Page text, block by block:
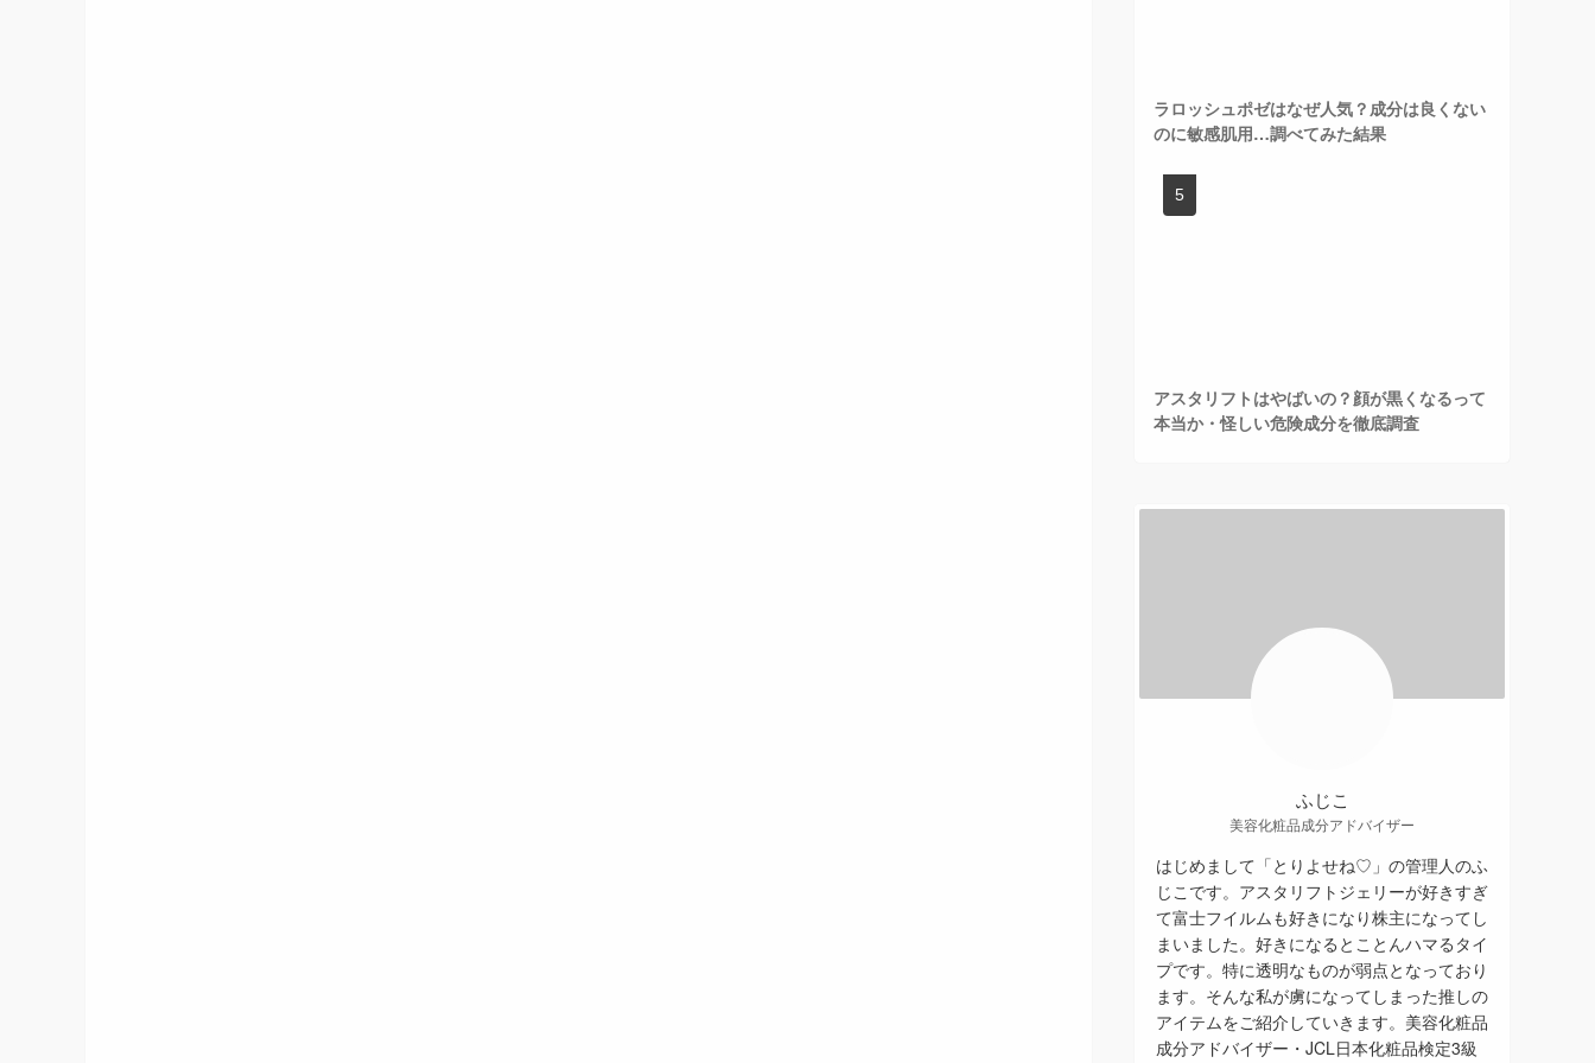
ラロッシュポゼはなぜ人気？成分は良くない
のに敏感肌用…調べてみた結果
アスタリフトはやばいの？顔が黒くなるって
本当か・怪しい危険成分を徹底調査
ふじこ
美容化粧品成分アドバイザー
はじめまして「とりよせね♡」の管理人のふ
じこです。アスタリフトジェリーが好きすぎ
て富士フイルムも好きになり株主になってし
まいました。好きになるとことんハマるタイ
プです。特に透明なものが弱点となっており
ます。そんな私が虜になってしまった推しの
アイテムをご紹介していきます。美容化粧品
成分アドバイザー・JCL日本化粧品検定3級